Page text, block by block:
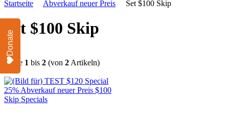
Startseite Abverkauf neuer Preis Set $100 Skip
Set $100 Skip
Zeige 1 bis 2 (von 2 Artikeln)
Donate